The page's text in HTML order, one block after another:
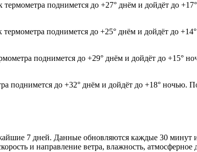
поднимется до +27° днём и дойдёт до
поднимется до +25° днём и дойдёт до
поднимется до +29° днём и дойдёт до +15°
поднимется до +32° днём и дойдёт до +18° ночью.
7 дней. Данные обновляются каждые 30 минут
и направление ветра, влажность,